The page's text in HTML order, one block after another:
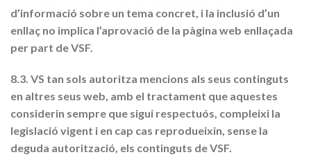
d’informació sobre un tema concret, i la inclusió d’un
enllaç no implica l’aprovació de la pàgina web enllaçada
per part de VSF.
8.3. VS tan sols autoritza mencions als seus continguts
en altres seus web, amb el tractament que aquestes
considerin sempre que sigui respectuós, compleixi la
legislació vigent i en cap cas reprodueixin, sense la
deguda autorització, els continguts de VSF.